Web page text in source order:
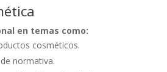
en temas como:
cosméticos.
normativa.